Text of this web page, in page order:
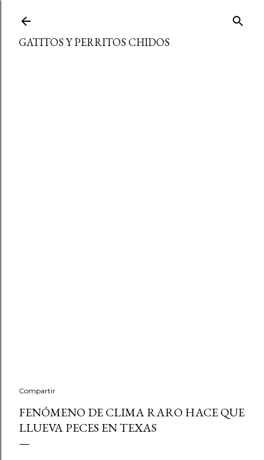
GATITOS Y PERRITOS CHIDOS
Compartir
FENÓMENO DE CLIMA RARO HACE QUE
LLUEVA PECES EN TEXAS